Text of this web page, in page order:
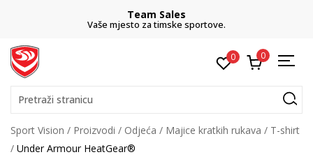
Team Sales
Vaše mjesto za timske sportove.
0 0
Pretraži stranicu
Sport Vision Proizvodi Odjeća Majice kratkih rukava
T-shirt
Under Armour HeatGear®